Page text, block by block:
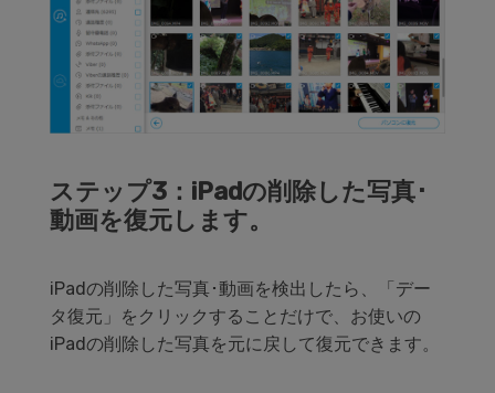
ステップ3：iPadの削除した写真･
動画を復元します。
iPadの削除した写真･動画を検出したら、「デー
タ復元」をクリックすることだけで、お使いの
iPadの削除した写真を元に戻して復元できます。